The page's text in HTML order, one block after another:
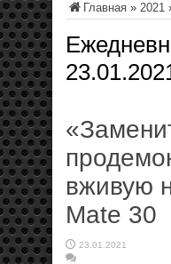
Главная » 2021
вживую
Mate 30
23.01.2021